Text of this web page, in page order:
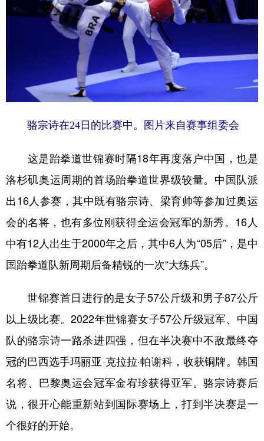
城市 旅游 能源 会展
娱乐 时尚
一带一路 亚太网
文化产业
北京 天津 河北 山西
山东 河南 湖北 湖南
广东 广西 海南
陕西 甘肃 青海 宁夏
新疆 内蒙古 黑龙江
多语种频道
English Español Français عربى
Русский язык
骆宗诗在24日的比赛中。图片来自赛事组委会
这是跆拳道世锦赛时隔18年再度落户中国，也是
洛杉矶奥运周期的首场跆拳道世界级较量。中国队派
出16人参赛，其中既有骆宗诗、梁育帅等参加过奥运
会的名将，也有多位刚获得全运会冠军的新秀。16人
中有12人出生于2000年之后，其中6人为“05后”，是中
国跆拳道队新周期后备精锐的一次“大练兵”。
世锦赛首日进行的是女子57公斤级和男子87公斤
以上级比赛。2022年世锦赛女子57公斤级冠军、中国
队的骆宗诗一路杀进四强，但在半决赛中不敌最终夺
冠的巴西选手玛丽亚·克拉拉·帕谢科，收获铜牌。韩国
名将、巴黎奥运会冠军金宥珍获得亚军。骆宗诗赛后
说，很开心能重新站到国际赛场上，打到半决赛是一
个很好的开始。